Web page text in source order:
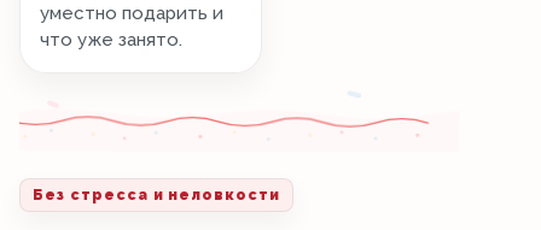
уместно подарить и
что уже занято.
Без стресса и неловкости